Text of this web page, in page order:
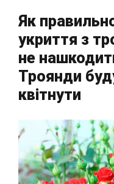
Як
укриття з
не
Троянди
квітнути